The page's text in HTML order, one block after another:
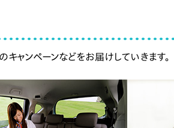
、すべて手作り。魚は青森の市場より直送
ャンペーンなどをお届けしていきます。